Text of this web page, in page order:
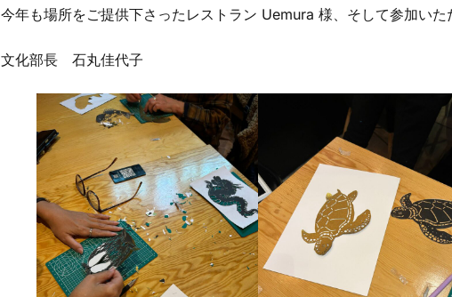
今年も場所をご提供下さったレストラン Uemura 様、そして参加いた
文化部長 石丸佳代子